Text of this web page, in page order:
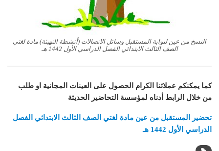
النسخ من عين لبوابة المستقبل وسائل الاتصالات (أنشطة التهيئة) مادة لغتي
الصف الثالث الابتدائي الفصل الدراسي الأول 1442 هـ
كما يمكنكم عملائنا الكرام الحصول على العينات المجانية او طلب
من خلال الرابط أدناه لمؤسسة التحاضير الحديثة
تحضير المستقبل من عين مادة لغتي الصف الثالث الابتدائي الفصل
الدراسي الأول 1442 هـ